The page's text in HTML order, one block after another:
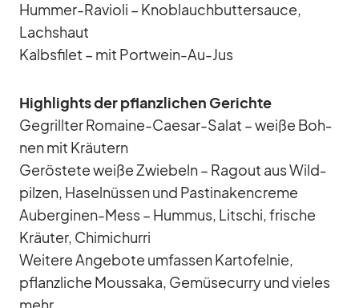
Hum­mer-Ra­violi – Knob­lauch­but­ter­sauce,
Lachs­haut
Kalbs­fi­let – mit Port­wein-Au-Jus
High­lights der pflanz­li­chen Ge­richte
Ge­grill­ter Ro­maine-Cae­sar-Sa­lat – weiße Boh­
nen mit Kräu­tern
Ge­rös­tete weiße Zwie­beln – Ra­gout aus Wild­
pil­zen, Ha­sel­nüs­sen und Pas­ti­na­ken­creme
Au­ber­gi­nen-Mess – Hum­mus, Lit­schi, fri­sche
Kräu­ter, Chi­michurri
Wei­tere An­ge­bote um­fas­sen Kar­to­fel­nie,
pflanz­li­che Moussaka, Ge­mü­se­curry und vie­les